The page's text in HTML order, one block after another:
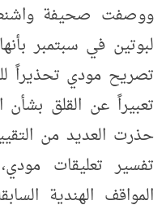
ووصفت صحيفة
لبوتين في سبتمبر
تصريح مودي تحذيراً
تعبيراً عن القلق بشأن
حذرت العديد من
تفسير تعليقات
المواقف الهندية